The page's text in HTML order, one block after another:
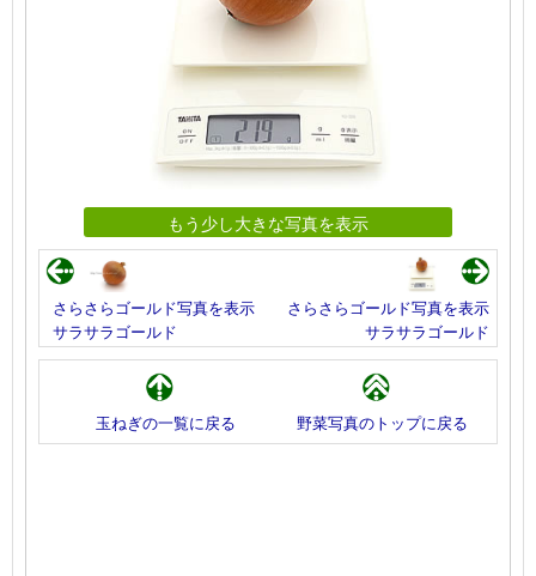
もう少し大きな写真を表示
さらさらゴールド写真を表示
サラサラゴールド
さらさらゴールド写真を表示
サラサラゴールド
玉ねぎの一覧に戻る 野菜写真のトップに戻る